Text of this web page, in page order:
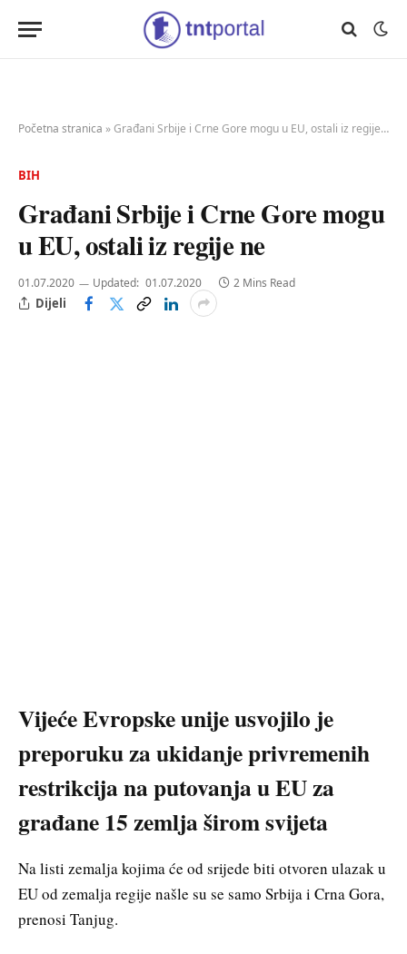
Početna stranica »Građani Srbije i Crne Gore mogu u EU, ostali iz regije ne
BIH
Građani Srbije i Crne Gore mogu
u EU, ostali iz regije ne
01.07.2020 Updated: 01.07.2020 2 Mins Read
Dijeli
Vijeće Evropske unije usvojilo je
preporuku za ukidanje privremenih
restrikcija na putovanja u EU za
građane 15 zemlja širom svijeta
Na listi zemalja kojima će od srijede biti otvoren ulazak u
EU od zemalja regije našle su se samo Srbija i Crna Gora,
prenosi Tanjug.